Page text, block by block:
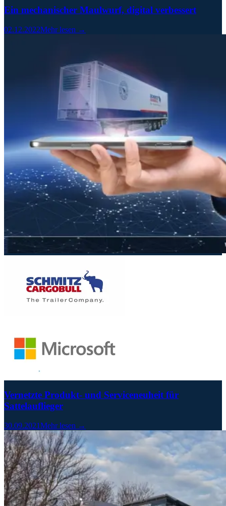
Ein mechanischer Maulwurf, digital verbessert
02.12.2022Mehr lesen →
Vernetzte Produkt- und Serviceneuheit für
Sattelauflieger
30.09.2021Mehr lesen →